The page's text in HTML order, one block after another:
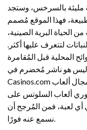
مليئة بالسرخس، وستجد
فهذا الموقع مُصمم
البرية الصينية،
لتتعرف عليها أكثر.
المحلية قبل المُقامرة
هو ناشر مُخضرم في
Casinos.com ولديه أكثر من 60 عامًا من الخبرة في مجال ألعاب
ألعاب السلوتس على
لعبة، فمن المُرجح أن